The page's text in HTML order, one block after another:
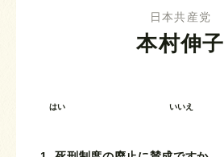
日本共産党
本村伸子
はい いいえ